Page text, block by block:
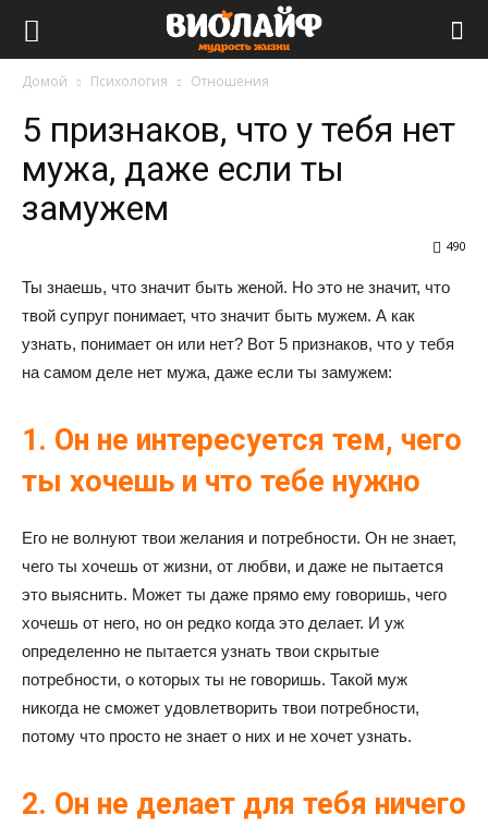
Домой Психология Отношения
5 признаков, что у тебя нет
мужа, даже если ты
замужем
490
Ты знаешь, что значит быть женой. Но это не значит, что
твой супруг понимает, что значит быть мужем. А как
узнать, понимает он или нет? Вот 5 признаков, что у тебя
на самом деле нет мужа, даже если ты замужем:
1. Он не интересуется тем, чего
ты хочешь и что тебе нужно
Его не волнуют твои желания и потребности. Он не знает,
чего ты хочешь от жизни, от любви, и даже не пытается
это выяснить. Может ты даже прямо ему говоришь, чего
хочешь от него, но он редко когда это делает. И уж
определенно не пытается узнать твои скрытые
потребности, о которых ты не говоришь. Такой муж
никогда не сможет удовлетворить твои потребности,
потому что просто не знает о них и не хочет узнать.
2. Он не делает для тебя ничего